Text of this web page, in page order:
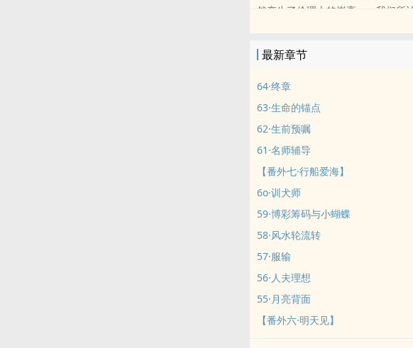
然产生了伦理上的崇高——我们所
者来说却是如此深奥。”女本位现
面。阅读指南：1、角色三观不代
内容，那会贬低女性角色的人格和
的排雷需求，提前抱歉，有需求的
最新章节
64·终章
63·生命的锚点
62·生前预嘱
61·名师辅导
【番外七·行船爱海】
6o·训犬师
59·博彩筹码与小蝴蝶
58·风水轮流转
57·服输
56·人夫理想
55·月亮背面
【番外六·明天见】